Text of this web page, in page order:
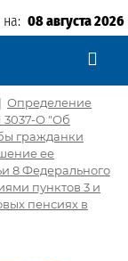
08 августа 2026
| Определение
3037-О "Об
гражданки
ее
8 Федерального
пунктов 3 и
пенсиях в